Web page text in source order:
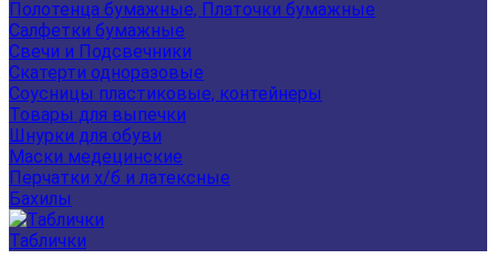
Полотенца бумажные, Платочки бумажные
Салфетки бумажные
Свечи и Подсвечники
Скатерти одноразовые
Соусницы пластиковые, контейнеры
Товары для выпечки
Шнурки для обуви
Маски медецинские
Перчатки х/б и латексные
Бахилы
Таблички